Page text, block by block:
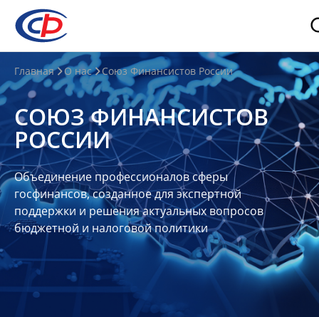
О
нас
О
СФР
Совет
Союза
Участники
Планы
отчеты
Контакты
Главная О нас Союз Финансистов России
СОЮЗ ФИНАНСИСТОВ
РОССИИ
Объединение профессионалов сферы
госфинансов, созданное для экспертной
поддержки и решения актуальных вопросов
бюджетной и налоговой политики